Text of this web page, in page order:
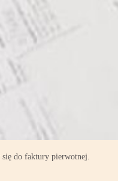
do faktury pierwotnej.